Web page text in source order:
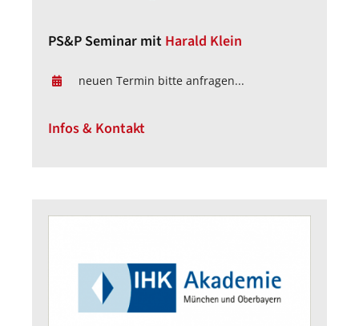
PS&P Seminar mit Harald Klein
neuen Termin bitte anfragen...
Infos & Kontakt